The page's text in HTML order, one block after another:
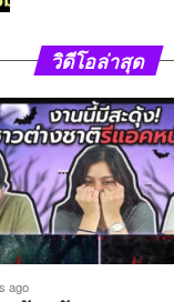
วิดีโอล่าสุด
ago